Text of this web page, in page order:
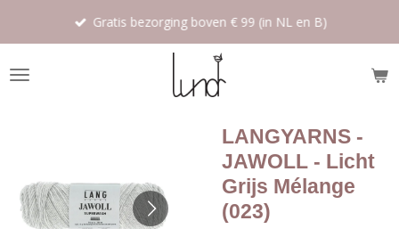
de
Gratis bezorging boven € 99 (in NL en B)
LANGYARNS -
JAWOLL - Licht
Grijs Mélange
(023)